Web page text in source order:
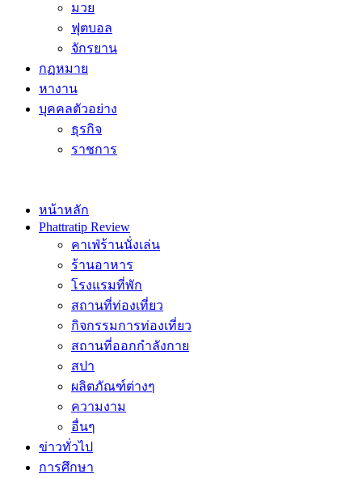
มวย
ฟุตบอล
จักรยาน
กฏหมาย
หางาน
บุคคลตัวอย่าง
ธุรกิจ
ราชการ
หน้าหลัก
Phattratip Review
คาเฟ่ร้านนั่งเล่น
ร้านอาหาร
โรงแรมที่พัก
สถานที่ท่องเที่ยว
กิจกรรมการท่องเที่ยว
สถานที่ออกกำลังกาย
สปา
ผลิตภัณฑ์ต่างๆ
ความงาม
อื่นๆ
ข่าวทั่วไป
การศึกษา